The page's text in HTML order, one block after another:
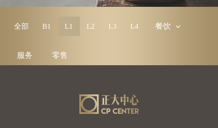
全部 B1 L1 L2 L3 L4 餐饮
服务 零售